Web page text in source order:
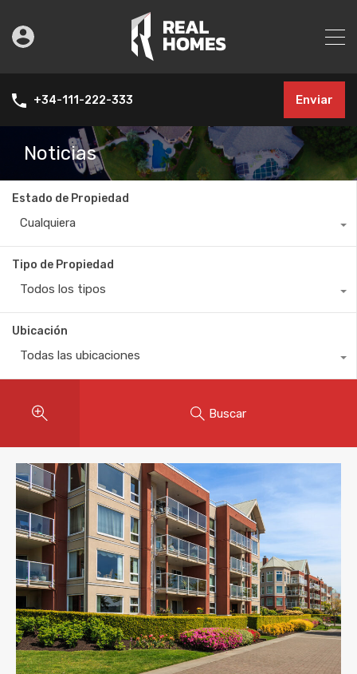
+34-111-222-333 Enviar
Noticias
Estado de Propiedad
Cualquiera
Tipo de Propiedad
Todos los tipos
Ubicación
Todas las ubicaciones
Buscar